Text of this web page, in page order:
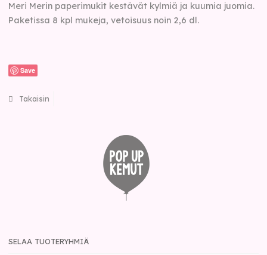
Meri Merin paperimukit kestävät kylmiä ja kuumia juomia.
Paketissa 8 kpl mukeja, vetoisuus noin 2,6 dl.
Save
Takaisin
SELAA TUOTERYHMIÄ